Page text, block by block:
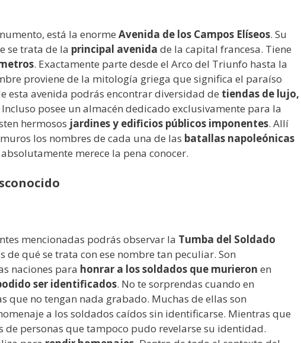
está la enorme Avenida de los Campos Elíseos. Su
se trata de la principal avenida de la capital francesa. Tiene
. Exactamente parte desde el Arco del Triunfo hasta la
proviene de la mitología griega que significa el paraíso
esta avenida podrás encontrar diversidad de tiendas de lujo,
Incluso posee un almacén dedicado exclusivamente para la
hermosos jardines y edificios públicos imponentes. Allí
los nombres de cada una de las batallas napoleónicas
merece la pena conocer.
mencionadas podrás observar la Tumba del Soldado
de qué se trata con ese nombre tan peculiar. Son
naciones para honrar a los soldados que murieron en
ser identificados. No te sorprendas cuando en
que no tengan nada grabado. Muchas de ellas son
a los soldados caídos sin identificarse. Mientras que
de personas que tampoco pudo revelarse su identidad.